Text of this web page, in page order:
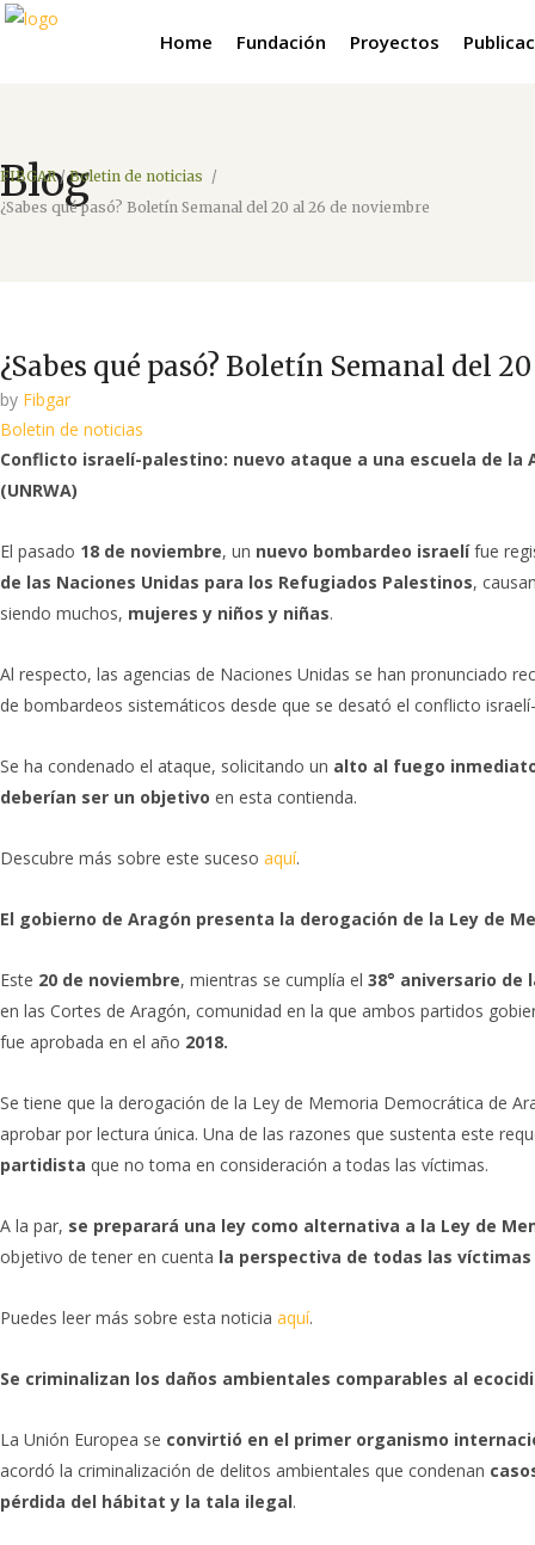
Home Fundación Proyectos
Blog
FIBGAR/Boletin de noticias /
¿Sabes qué pasó? Boletín Semanal del 20 al 26 de noviembre
¿Sabes qué pasó? Boletín Semanal del
by Fibgar
Boletin de noticias
Conflicto israelí-palestino: nuevo ataque a una escuela de la
(UNRWA)
El pasado 18 de noviembre, un nuevo bombardeo israelífue
de las Naciones Unidas para los Refugiados Palestinos,
siendo muchos, mujeres y niños y niñas.
Al respecto, las agencias de Naciones Unidas se han pronunciado
de bombardeos sistemáticos desde que se desató el conflicto
Se ha condenado el ataque, solicitando un alto al fuego
deberían ser un objetivo en esta contienda.
Descubre más sobre este suceso aquí.
El gobierno de Aragón presenta la derogación de la Ley de
Este 20 de noviembre, mientras se cumplía el 38° aniversario de
en las Cortes de Aragón, comunidad en la que ambos partidos
fue aprobada en el año 2018.
Se tiene que la derogación de la Ley de Memoria Democrática de
aprobar por lectura única. Una de las razones que sustenta este
partidista que no toma en consideración a todas las víctimas.
A la par, se preparará una ley como alternativa a la Ley de
objetivo de tener en cuenta la perspectiva de todas las víctimas
Puedes leer más sobre esta noticia aquí.
Se criminalizan los daños ambientales comparables al
La Unión Europea se convirtió en el primer organismo
acordó la criminalización de delitos ambientales que condenan
pérdida del hábitat y la tala ilegal.